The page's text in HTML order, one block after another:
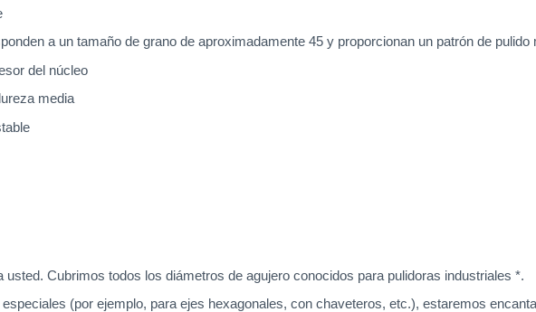
a un tamaño de grano de aproximadamente 45 y proporcionan un patrón de pulido
del núcleo
media
Cubrimos todos los diámetros de agujero conocidos para pulidoras industriales *.
(por ejemplo, para ejes hexagonales, con chaveteros, etc.), estaremos